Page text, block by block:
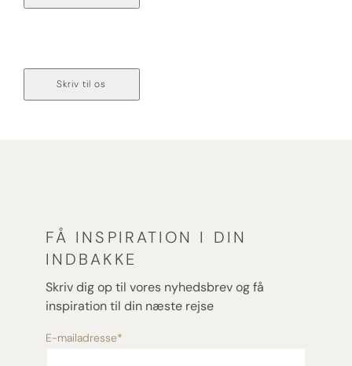
Skriv til os
FÅ INSPIRATION I DIN
INDBAKKE
Skriv dig op til vores nyhedsbrev og få
inspiration til din næste rejse
E-mailadresse*